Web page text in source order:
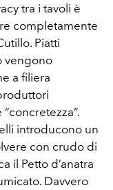
tra i tavoli è
completamente
Piatti
vengono
a filiera
introducono un
con crudo di
il Petto d’anatra
Davvero